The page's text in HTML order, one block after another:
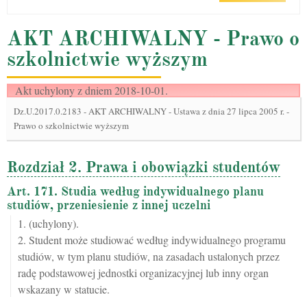
AKT ARCHIWALNY - Prawo o
szkolnictwie wyższym
Akt uchylony z dniem 2018-10-01.
Dz.U.2017.0.2183 -AKT ARCHIWALNY - Ustawa z dnia 27 lipca 2005 r. -
Prawo o szkolnictwie wyższym
Rozdział 2. Prawa i obowiązki studentów
Art. 171. Studia według indywidualnego planu
studiów, przeniesienie z innej uczelni
1. (uchylony).
2. Student może studiować według indywidualnego programu
studiów, w tym planu studiów, na zasadach ustalonych przez
radę podstawowej jednostki organizacyjnej lub inny organ
wskazany w statucie.